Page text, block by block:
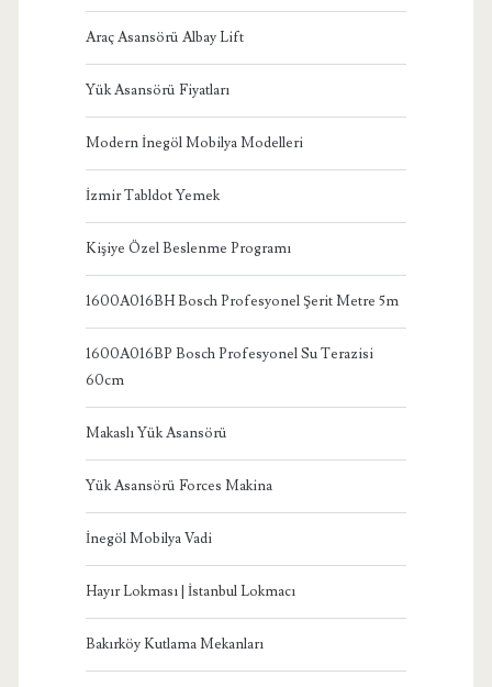
Araç Asansörü Albay Lift
Yük Asansörü Fiyatları
Modern İnegöl Mobilya Modelleri
İzmir Tabldot Yemek
Kişiye Özel Beslenme Programı
1600A016BH Bosch Profesyonel Şerit Metre 5m
1600A016BP Bosch Profesyonel Su Terazisi
60cm
Makaslı Yük Asansörü
Yük Asansörü Forces Makina
İnegöl Mobilya Vadi
Hayır Lokması | İstanbul Lokmacı
Bakırköy Kutlama Mekanları